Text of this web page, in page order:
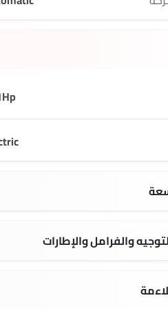
والفرامل والإطارات